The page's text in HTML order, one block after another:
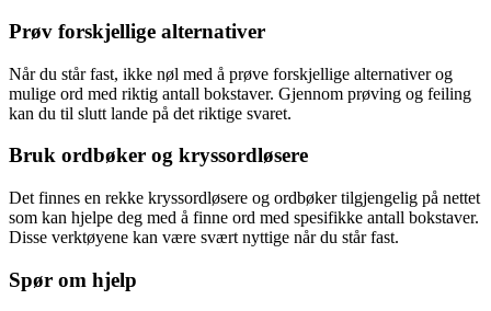
Prøv forskjellige alternativer
Når du står fast, ikke nøl med å prøve forskjellige alternativer og
mulige ord med riktig antall bokstaver. Gjennom prøving og feiling
kan du til slutt lande på det riktige svaret.
Bruk ordbøker og kryssordløsere
Det finnes en rekke kryssordløsere og ordbøker tilgjengelig på nettet
som kan hjelpe deg med å finne ord med spesifikke antall bokstaver.
Disse verktøyene kan være svært nyttige når du står fast.
Spør om hjelp